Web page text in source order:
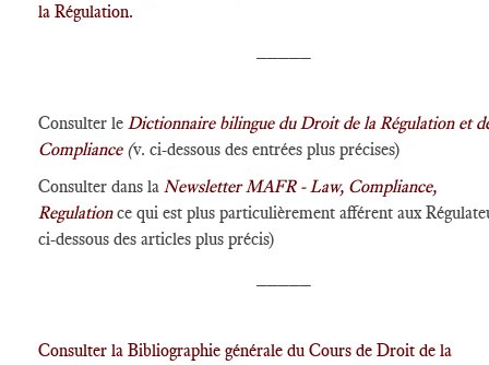
la Régulation.
Consulter le Dictionnaire bilingue du Droit de la Régulation et
Compliance(v. ci-dessous des entrées plus précises)
Consulter dans la Newsletter MAFR - Law, Compliance,
Regulationce qui est plus particulièrement afférent aux
ci-dessous des articles plus précis)
Consulter la Bibliographie générale du Cours de Droit de la